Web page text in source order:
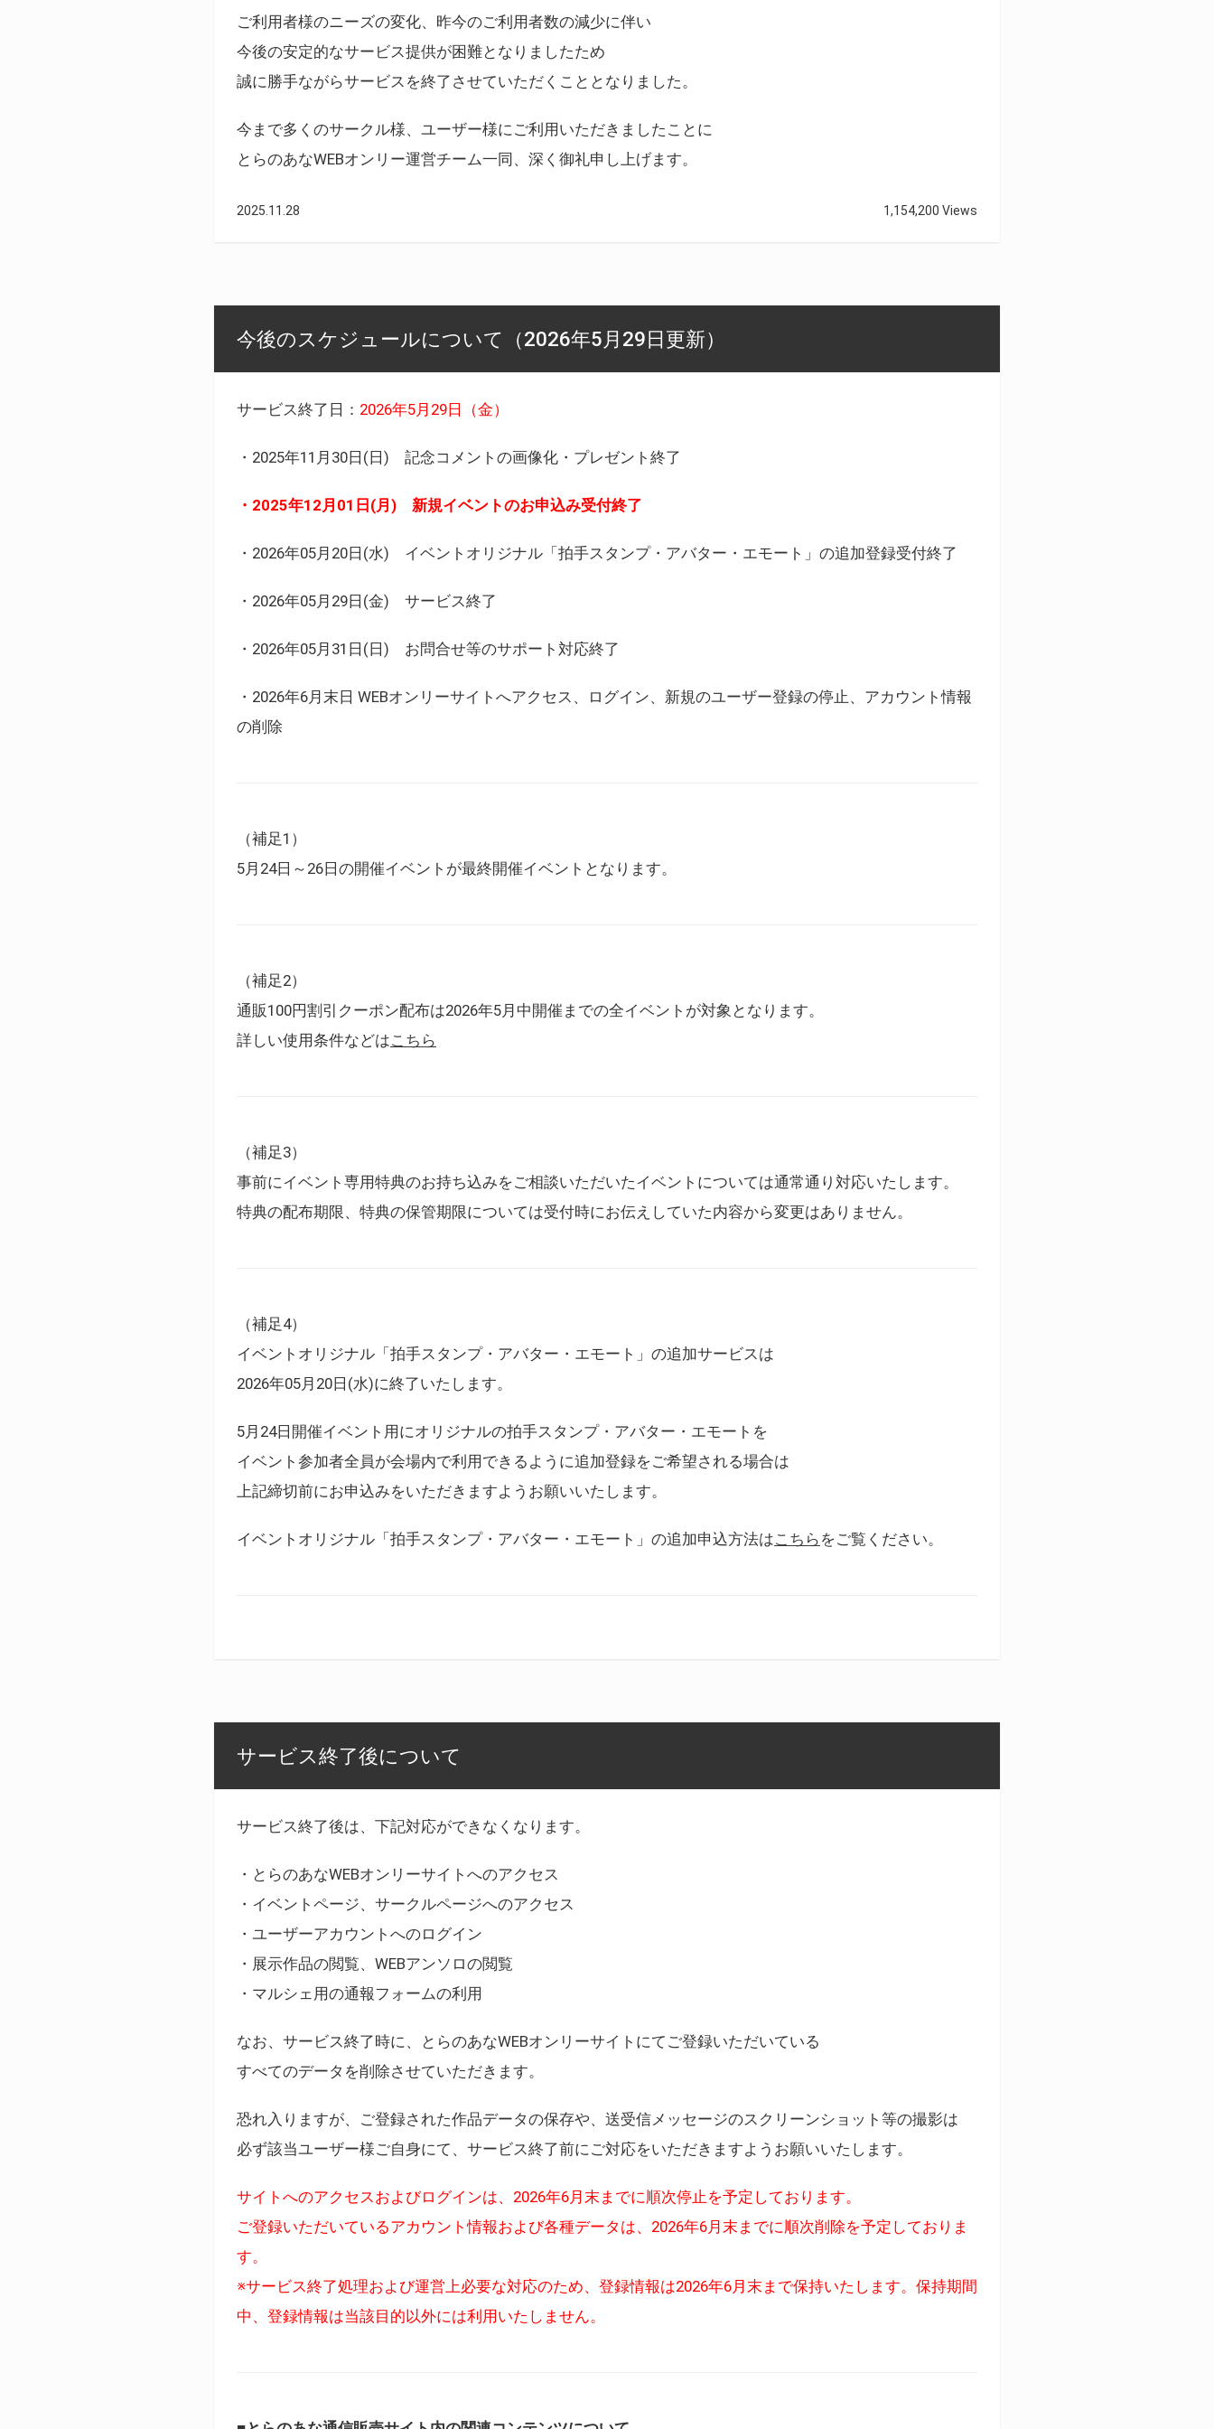
ご利用者様のニーズの変化、昨今のご利用者数の減少に伴い
今後の安定的なサービス提供が困難となりましたため
誠に勝手ながらサービスを終了させていただくこととなりました。
今まで多くのサークル様、ユーザー様にご利用いただきましたことに
とらのあなWEBオンリー運営チーム一同、深く御礼申し上げます。
2025.11.28 1,154,200 Views
今後のスケジュールについて（2026年5月29日更新）
サービス終了日： 2026年5月29日（金）
・2025年11月30日(日) 記念コメントの画像化・プレゼント終了
・2025年12月01日(月) 新規イベントのお申込み受付終了
・2026年05月20日(水) イベントオリジナル「拍手スタンプ・アバター・エモート」の追加登録受付終了
・2026年05月29日(金) サービス終了
・2026年05月31日(日) お問合せ等のサポート対応終了
・2026年6月末日 WEBオンリーサイトへアクセス、ログイン、新規のユーザー登録の停止、アカウント情報
の削除
（補足1）
5月24日～26日の開催イベントが最終開催イベントとなります。
（補足2）
通販100円割引クーポン配布は2026年5月中開催までの全イベントが対象となります。
詳しい使用条件などはこちら
（補足3）
事前にイベント専用特典のお持ち込みをご相談いただいたイベントについては通常通り対応いたします。
特典の配布期限、特典の保管期限については受付時にお伝えしていた内容から変更はありません。
（補足4）
イベントオリジナル「拍手スタンプ・アバター・エモート」の追加サービスは
2026年05月20日(水)に終了いたします。
5月24日開催イベント用にオリジナルの拍手スタンプ・アバター・エモートを
イベント参加者全員が会場内で利用できるように追加登録をご希望される場合は
上記締切前にお申込みをいただきますようお願いいたします。
イベントオリジナル「拍手スタンプ・アバター・エモート」の追加申込方法はこちら をご覧ください。
サービス終了後について
サービス終了後は、下記対応ができなくなります。
・とらのあなWEBオンリーサイトへのアクセス
・イベントページ、サークルページへのアクセス
・ユーザーアカウントへのログイン
・展示作品の閲覧、WEBアンソロの閲覧
・マルシェ用の通報フォームの利用
なお、サービス終了時に、とらのあなWEBオンリーサイトにてご登録いただいている
すべてのデータを削除させていただきます。
恐れ入りますが、ご登録された作品データの保存や、送受信メッセージのスクリーンショット等の撮影は
必ず該当ユーザー様ご自身にて、サービス終了前にご対応をいただきますようお願いいたします。
サイトへのアクセスおよびログインは、2026年6月末までに順次停止を予定しております。
ご登録いただいているアカウント情報および各種データは、2026年6月末までに順次削除を予定しておりま
す。
※サービス終了処理および運営上必要な対応のため、登録情報は2026年6月末まで保持いたします。保持期間
中、登録情報は当該目的以外には利用いたしません。